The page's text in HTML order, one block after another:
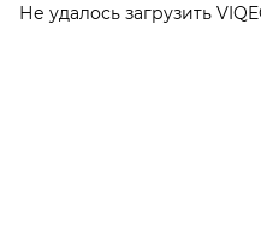
Не удалось загрузить